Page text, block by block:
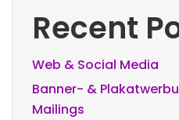
Recent
Web & Social Media
Banner- &
Mailings